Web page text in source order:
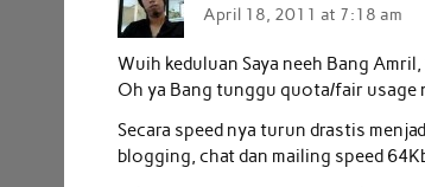
April 18, 2011 at 7:18 am
Wuih keduluan Saya neeh Bang
Oh ya Bang tunggu quota/fair usage
Secara speed nya turun drastis
blogging, chat dan mailing speed